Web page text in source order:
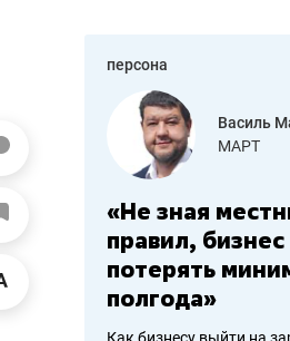
персона
работа
Василь
МАРТ
«Не зная
правил,
потерять
полгода»